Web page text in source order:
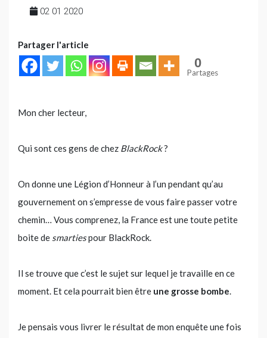
02 01 2020
Partager l'article
0
Partages
Mon cher lecteur,
Qui sont ces gens de chez BlackRock?
On donne une Légion d’Honneur à l’un pendant qu’au
gouvernement on s’empresse de vous faire passer votre
chemin… Vous comprenez, la France est une toute petite
boite de smartiespour BlackRock.
Il se trouve que c’est le sujet sur lequel je travaille en ce
moment. Et cela pourrait bien être une grosse bombe.
Je pensais vous livrer le résultat de mon enquête une fois